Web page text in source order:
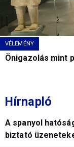
VÉLEMÉNY
Önigazolás mint
Hírnapló
A spanyol
biztató